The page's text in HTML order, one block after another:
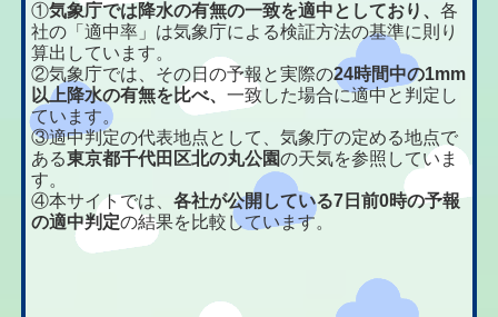
①気象庁では降水の有無の一致を適中としており、各
社の「適中率」は気象庁による検証方法の基準に則り
算出しています。
②気象庁では、その日の予報と実際の24時間中の1mm
以上降水の有無を比べ、一致した場合に適中と判定し
ています。
③適中判定の代表地点として、気象庁の定める地点で
ある東京都千代田区北の丸公園の天気を参照していま
す。
④本サイトでは、各社が公開している7日前0時の予報
の適中判定の結果を比較しています。